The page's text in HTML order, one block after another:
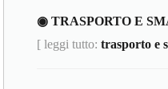
◉ TRASPORTO E
[ leggi tutto:trasporto e